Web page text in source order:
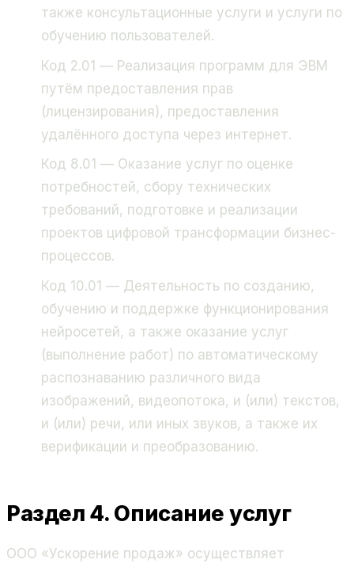
также консультационные услуги и услуги по
обучению пользователей.
Код 2.01 — Реализация программ для ЭВМ
путём предоставления прав
(лицензирования), предоставления
удалённого доступа через интернет.
Код 8.01 — Оказание услуг по оценке
потребностей, сбору технических
требований, подготовке и реализации
проектов цифровой трансформации бизнес-
процессов.
Код 10.01 — Деятельность по созданию,
обучению и поддержке функционирования
нейросетей, а также оказание услуг
(выполнение работ) по автоматическому
распознаванию различного вида
изображений, видеопотока, и (или) текстов,
и (или) речи, или иных звуков, а также их
верификации и преобразованию.
Раздел 4. Описание услуг
ООО «Ускорение продаж» осуществляет